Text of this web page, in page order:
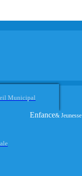
Municipal
Enfance& Jeunesse